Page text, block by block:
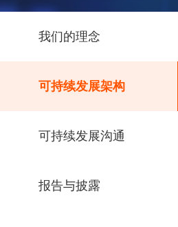
我们的理念
可持续发展架构
可持续发展沟通
报告与披露